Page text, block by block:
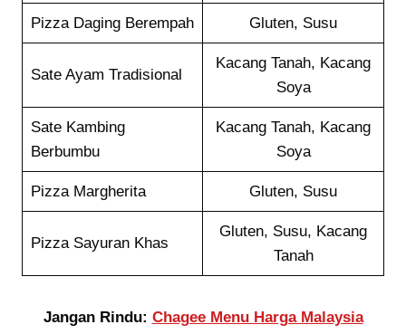
Pizza Daging Berempah Gluten, Susu
Sate Ayam Tradisional
Kacang Tanah, Kacang
Soya
Sate Kambing
Berbumbu
Kacang Tanah, Kacang
Soya
Pizza Margherita Gluten, Susu
Pizza Sayuran Khas
Gluten, Susu, Kacang
Tanah
Jangan Rindu: Chagee Menu Harga Malaysia